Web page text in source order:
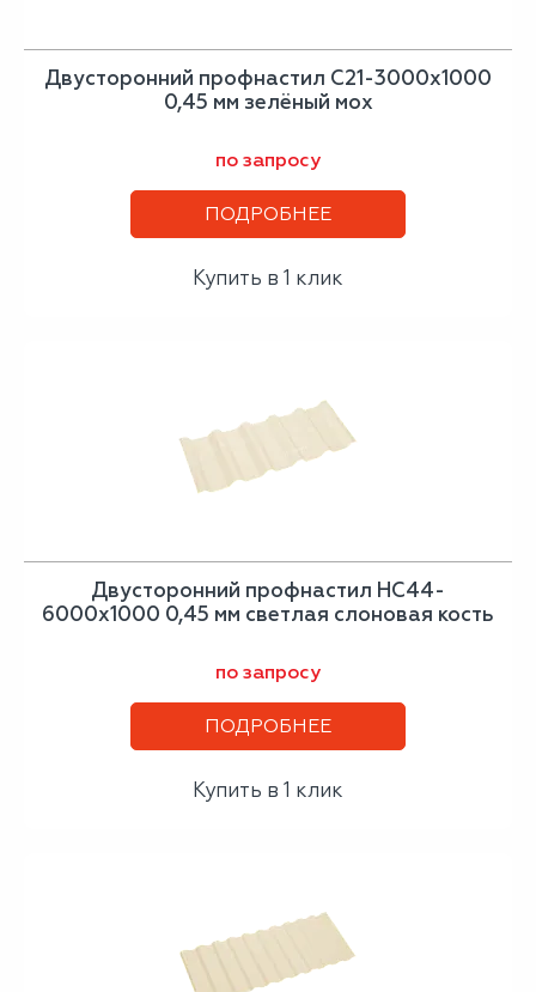
Двусторонний профнастил С21-3000х1000
0,45 мм зелёный мох
по запросу
ПОДРОБНЕЕ
Купить в 1 клик
Двусторонний профнастил НС44-
6000х1000 0,45 мм светлая слоновая кость
по запросу
ПОДРОБНЕЕ
Купить в 1 клик